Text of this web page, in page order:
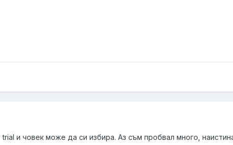
и човек може да си избира. Аз съм пробвал много,